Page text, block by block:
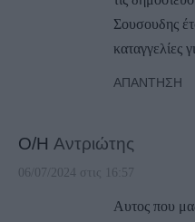
Σουσουδης
καταγγελίες
ΑΠΆΝΤΗΣΗ
Ο/Η Αντριώτης
06/07/2024 στις 16:57
Αυτος που